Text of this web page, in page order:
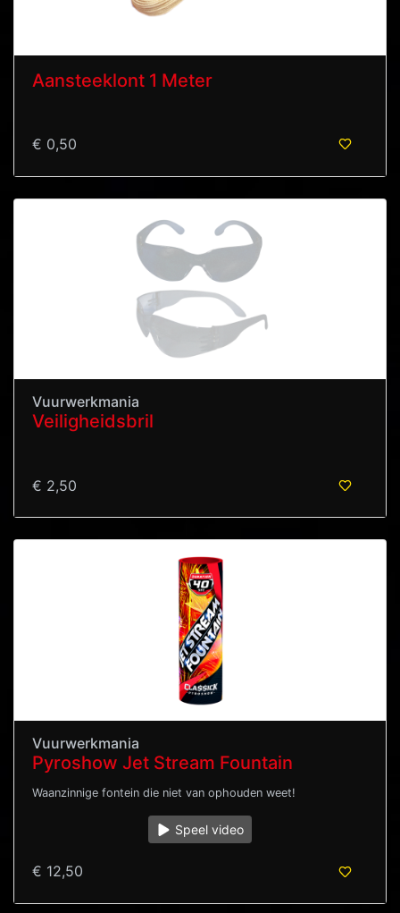
Aansteeklont 1 Meter
€ 0,50
Vuurwerkmania
Veiligheidsbril
€ 2,50
Vuurwerkmania
Pyroshow Jet Stream Fountain
Waanzinnige fontein die niet van ophouden weet!
Speel video
€ 12,50